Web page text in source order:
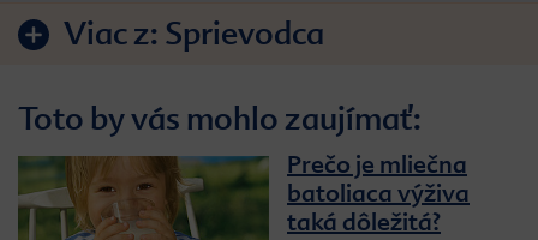
Viac z: Sprievodca
Toto by vás mohlo zaujímať:
Prečo je mliečna
batoliaca výživa
taká dôležitá?